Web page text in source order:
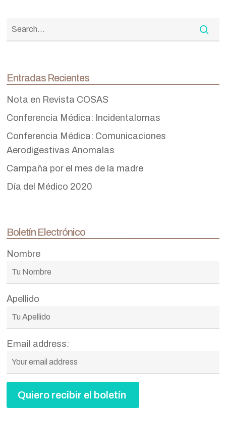
Entradas Recientes
Nota en Revista COSAS
Conferencia Médica: Incidentalomas
Conferencia Médica: Comunicaciones
Aerodigestivas Anomalas
Campaña por el mes de la madre
Día del Médico 2020
Boletín Electrónico
Nombre
Apellido
Email address: